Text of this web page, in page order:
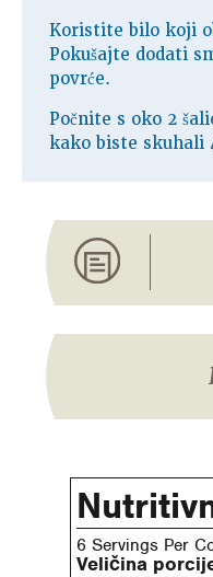
Koristite bilo koji
Pokušajte dodati
povrće.
Počnite s oko 2
kako biste skuhali
6 Servings Per
Veličina